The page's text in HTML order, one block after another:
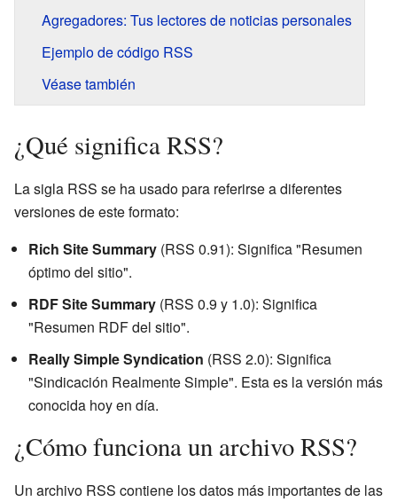
Agregadores: Tus lectores de noticias personales
Ejemplo de código RSS
Véase también
¿Qué significa RSS?
La sigla RSS se ha usado para referirse a diferentes
versiones de este formato:
Rich Site Summary (RSS 0.91): Significa "Resumen
óptimo del sitio".
RDF Site Summary (RSS 0.9 y 1.0): Significa
"Resumen RDF del sitio".
Really Simple Syndication (RSS 2.0): Significa
"Sindicación Realmente Simple". Esta es la versión más
conocida hoy en día.
¿Cómo funciona un archivo RSS?
Un archivo RSS contiene los datos más importantes de las